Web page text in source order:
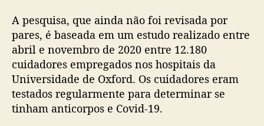
A pesquisa, que ainda não foi revisada por
pares, é baseada em um estudo realizado entre
abril e novembro de 2020 entre 12.180
cuidadores empregados nos hospitais da
Universidade de Oxford. Os cuidadores eram
testados regularmente para determinar se
tinham anticorpos e Covid-19.